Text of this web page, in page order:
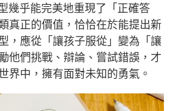
幾乎能完美地重現了「正確答
真正的價值，恰恰在於能提出新
，應從「讓孩子服從」變為「讓
他們挑戰、辯論、嘗試錯誤，才
界中，擁有面對未知的勇氣。